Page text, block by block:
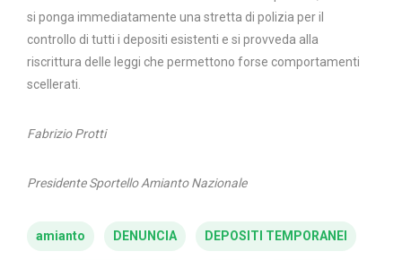
si ponga immediatamente una stretta di polizia per il
controllo di tutti i depositi esistenti e si provveda alla
riscrittura delle leggi che permettono forse comportamenti
scellerati.
Fabrizio Protti
Presidente Sportello Amianto Nazionale
amianto DENUNCIA DEPOSITI TEMPORANEI